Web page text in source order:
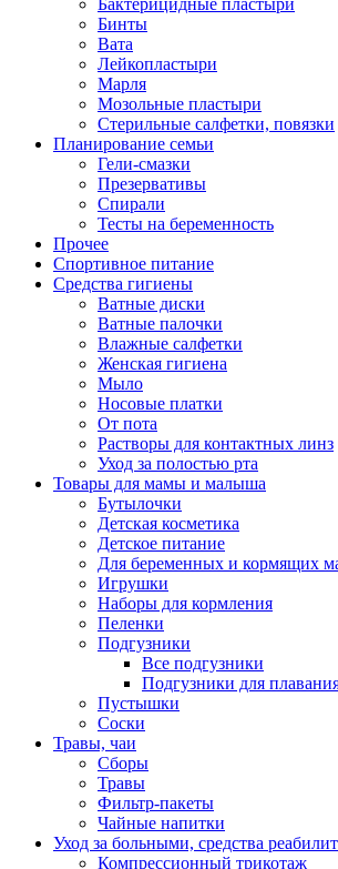
Бактерицидные пластыри
Бинты
Вата
Лейкопластыри
Марля
Мозольные пластыри
Стерильные салфетки, повязки
Планирование семьи
Гели-смазки
Презервативы
Спирали
Тесты на беременность
Прочее
Спортивное питание
Средства гигиены
Ватные диски
Ватные палочки
Влажные салфетки
Женская гигиена
Мыло
Носовые платки
От пота
Растворы для контактных линз
Уход за полостью рта
Товары для мамы и малыша
Бутылочки
Детская косметика
Детское питание
Для беременных и кормящих
Игрушки
Наборы для кормления
Пеленки
Подгузники
Все подгузники
Подгузники для
Пустышки
Соски
Травы, чаи
Сборы
Травы
Фильтр-пакеты
Чайные напитки
Уход за больными, средства
Компрессионный трикотаж